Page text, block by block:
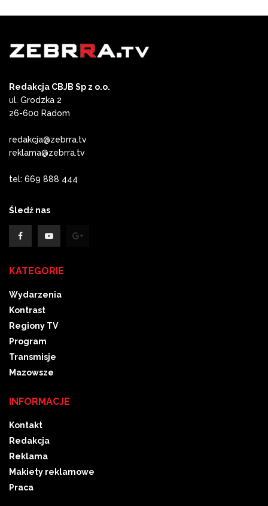
Redakcja CBJB Sp z o.o.
ul. Grodzka 2
26-600 Radom
redakcja@zebrra.tv
reklama@zebrra.tv
tel: 669 888 444
Śledź nas
KATEGORIE
Wydarzenia
Kontrast
Regiony TV
Program
Transmisje
Mazowsze
INFORMACJE
Kontakt
Redakcja
Reklama
Makiety reklamowe
Praca